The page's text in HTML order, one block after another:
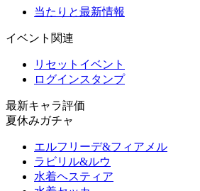
当たりと最新情報
イベント関連
リセットイベント
ログインスタンプ
最新キャラ評価
夏休みガチャ
エルフリーデ&フィアメル
ラビリル&ルウ
水着ヘスティア